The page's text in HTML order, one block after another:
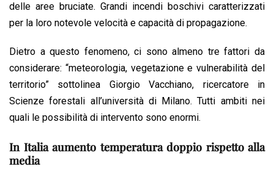
delle aree bruciate. Grandi incendi boschivi caratterizzati
per la loro notevole velocità e capacità di propagazione.
Dietro a questo fenomeno, ci sono almeno tre fattori da
considerare: “meteorologia, vegetazione e vulnerabilità del
territorio” sottolinea Giorgio Vacchiano, ricercatore in
Scienze forestali all’università di Milano. Tutti ambiti nei
quali le possibilità di intervento sono enormi.
In Italia aumento temperatura doppio rispetto alla
media